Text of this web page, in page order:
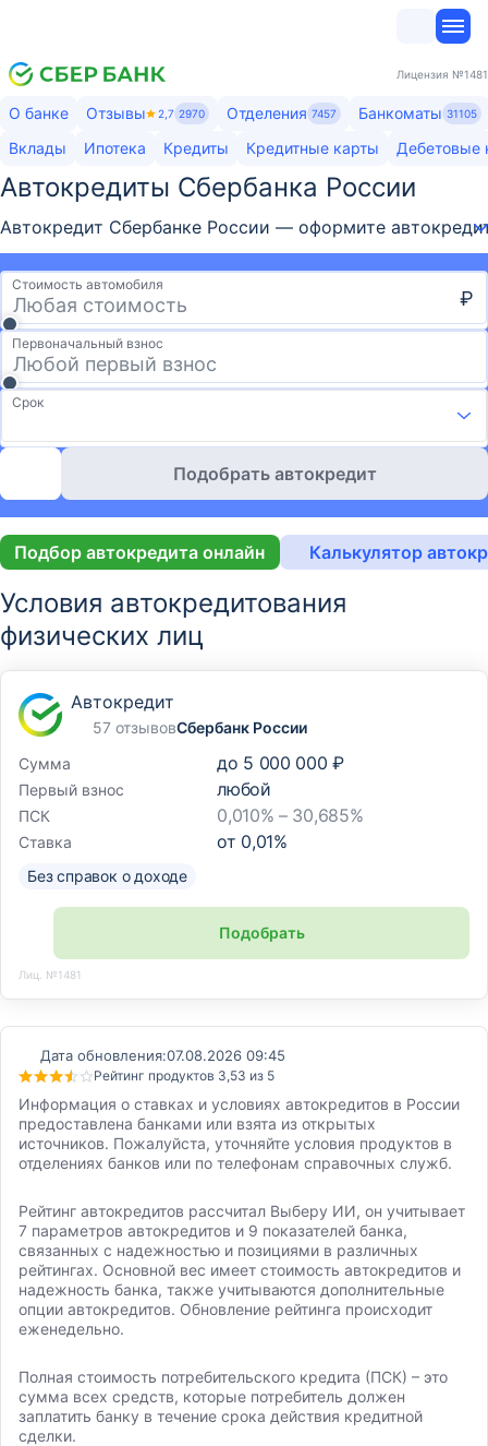
Лицензия №1481
О банке Отзывы 2,7 2970 Отделения 7457 Банкоматы 31105
Вклады Ипотека Кредиты Кредитные карты Дебетовые
Автокредиты Сбербанка России​
Автокредит Сбербанке России — оформите
Стоимость автомобиля
₽
Первоначальный взнос
Срок
Подобрать автокредит
Подбор автокредита онлайн Калькулятор
Условия автокредитования
физических лиц
Автокредит
57 отзывовСбербанк России
Сумма
до 5 000 000 ₽
Первый взнос любой
ПСК 0,010% – 30,685%
Ставка от 0,01%
Без справок о доходе
Подобрать
Лиц. №1481
Дата обновления:07.08.2026 09:45
Рейтинг продуктов 3,53 из 5
Информация о ставках и условиях автокредитов в России
предоставлена банками или взята из открытых
источников. Пожалуйста, уточняйте условия продуктов в
отделениях банков или по телефонам справочных служб.
Рейтинг автокредитов рассчитал Выберу ИИ, он учитывает
7 параметров автокредитов и 9 показателей банка,
связанных с надежностью и позициями в различных
рейтингах. Основной вес имеет стоимость автокредитов и
надежность банка, также учитываются дополнительные
опции автокредитов. Обновление рейтинга происходит
еженедельно.
Полная стоимость потребительского кредита (ПСК) – это
сумма всех средств, которые потребитель должен
заплатить банку в течение срока действия кредитной
сделки.